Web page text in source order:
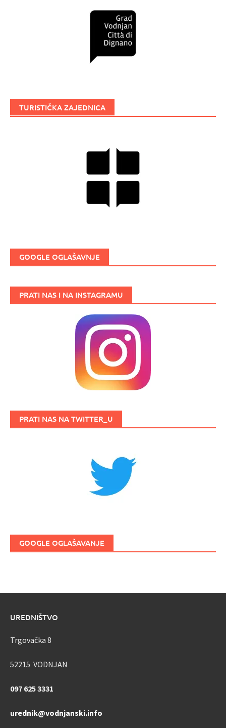
TURISTIČKA ZAJEDNICA
GOOGLE OGLAŠAVNJE
PRATI NAS I NA INSTAGRAMU
PRATI NAS NA TWITTER_U
GOOGLE OGLAŠAVANJE
UREDNIŠTVO
Trgovačka 8
52215 VODNJAN
097 625 3331
urednik@vodnjanski.info